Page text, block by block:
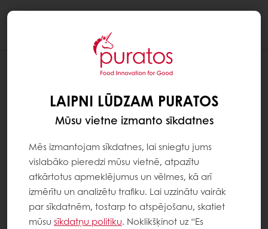
LAIPNI LŪDZAM PURATOS
Mūsu vietne izmanto sīkdatnes
Mēs izmantojam sīkdatnes, lai sniegtu jums
vislabāko pieredzi mūsu vietnē, atpazītu
atkārtotus apmeklējumus un vēlmes, kā arī
izmērītu un analizētu trafiku. Lai uzzinātu vairāk
par sīkdatnēm, tostarp to atspējošanu, skatiet
mūsu sīkdatņu politiku. Noklikšķinot uz “Es